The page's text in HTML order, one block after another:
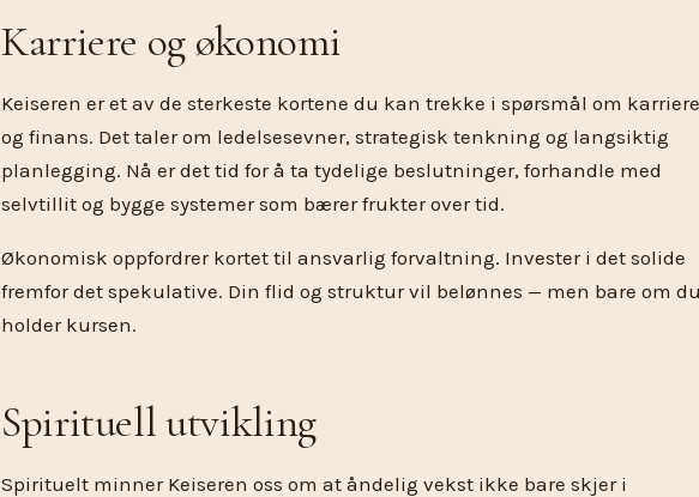
Karriere og økonomi
Keiseren er et av de sterkeste kortene du kan trekke i spørsmål om karriere
og finans. Det taler om ledelsesevner, strategisk tenkning og langsiktig
planlegging. Nå er det tid for å ta tydelige beslutninger, forhandle med
selvtillit og bygge systemer som bærer frukter over tid.
Økonomisk oppfordrer kortet til ansvarlig forvaltning. Invester i det solide
fremfor det spekulative. Din flid og struktur vil belønnes — men bare om
holder kursen.
Spirituell utvikling
Spirituelt minner Keiseren oss om at åndelig vekst ikke bare skjer i